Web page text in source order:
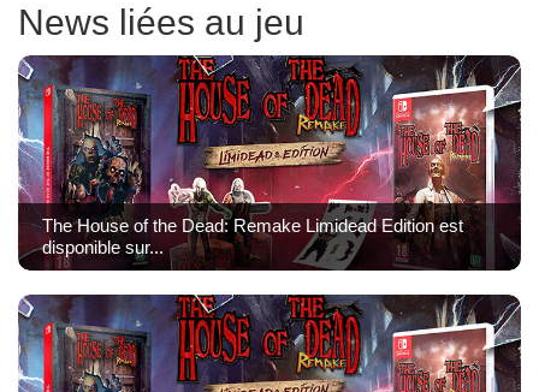
News liées au jeu
The House of the Dead: Remake Limidead Edition est
disponible sur...